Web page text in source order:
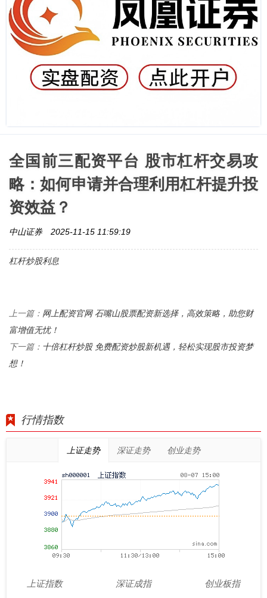
全国前三配资平台 股市杠杆交易攻
略：如何申请并合理利用杠杆提升投
资效益？
中山证券 2025-11-15 11:59:19
杠杆炒股利息
上一篇： 网上配资官网 石嘴山股票配资新选择，高效策略，助您财
富增值无忧！
下一篇： 十倍杠杆炒股 免费配资炒股新机遇，轻松实现股市投资梦
想！
行情指数
上证走势 深证走势 创业走势
上证指数
深证成指
创业板指